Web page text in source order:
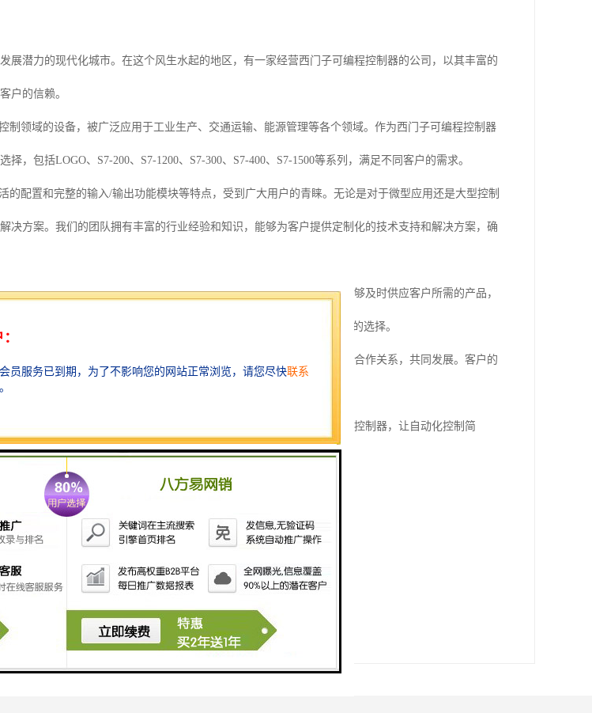
展潜力的现代化城市。在这个风生水起的地区，有一家经营西门子可编程控制器的公司，以其丰富的
户的信赖。
制领域的设备，被广泛应用于工业生产、交通运输、能源管理等各个领域。作为西门子可编程控制器
，包括LOGO、S7-200、S7-1200、S7-300、S7-400、S7-1500等系列，满足不同客户的需求。
的配置和完整的输入/输出功能模块等特点，受到广大用户的青睐。无论是对于微型应用还是大型控制
决方案。我们的团队拥有丰富的行业经验和知识，能够为客户提供定制化的技术支持和解决方案，确
，我们致力于诚信经营，保产品品质和价格优势。我们的库存量大，能够及时供应客户所需的产品，
全新PLC产品还是进口电机、电线、电缆等配件，我们都能为客户提供的选择。
的服务。不仅在产品销售上精益求精，还致力于与客户建立长期稳定的合作关系，共同发展。客户的
服务水平，为客户创造大的**。
需求或疑问，欢迎随时联系我们，我们将竭诚为您服务。西门子可编程控制器，让自动化控制简
一起携手共创美好未来！